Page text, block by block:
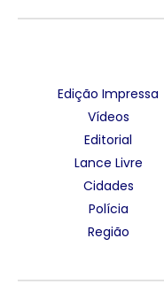
Edição Impressa
Vídeos
Editorial
Lance Livre
Cidades
Polícia
Região